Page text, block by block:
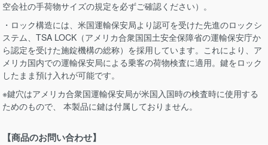
空会社の手荷物サイズの規定を必ずご確認ください）。
・ロック構造には、米国運輸保安局より認可を受けた先進のロックシ
ステム、TSA LOCK（アメリカ合衆国国土安全保障省の運輸保安庁か
ら認定を受けた施錠機構の総称）を採用しています。これにより、ア
メリカ国内での運輸保安局による乗客の荷物検査に適用。鍵をロック
したまま預け入れが可能です。
※鍵穴はアメリカ合衆国運輸保安局が米国入国時の検査時に使用する
ためのもので、 本製品に鍵は付属しておりません。
【商品のお問い合わせ】